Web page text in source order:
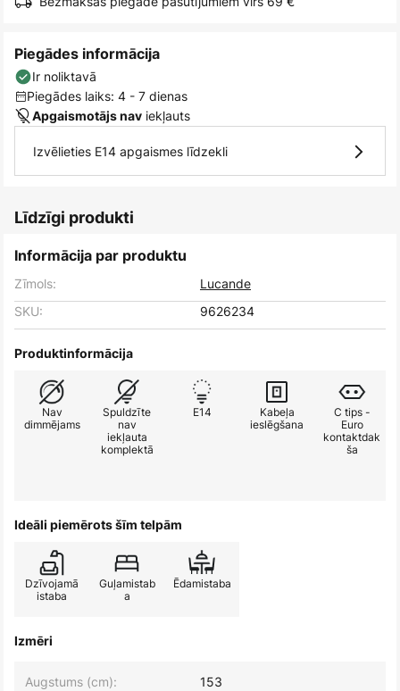
Piegādes informācija
Ir noliktavā
Piegādes laiks: 4 - 7 dienas
Apgaismotājs nav iekļauts
Izvēlieties E14 apgaismes līdzekli
Līdzīgi produkti
Informācija par produktu
Zīmols:
Lucande
SKU:
9626234
Produktinformācija
Nav
dimmējams
Spuldzīte
nav
iekļauta
komplektā
E14
Kabeļa
ieslēgšana
C tips -
Euro
kontaktdak
ša
Ideāli piemērots šīm telpām
Dzīvojamā
istaba
Guļamistab
a
Ēdamistaba
Izmēri
Augstums (cm): 153